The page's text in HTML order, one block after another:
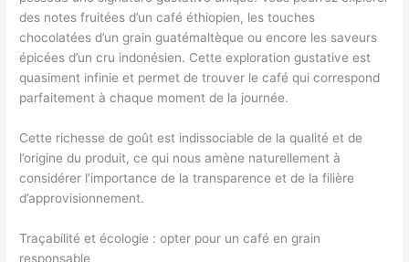
des notes fruitées d’un café éthiopien, les touches
chocolatées d’un grain guatémaltèque ou encore les saveurs
épicées d’un cru indonésien. Cette exploration gustative est
quasiment infinie et permet de trouver le café qui correspond
parfaitement à chaque moment de la journée.
Cette richesse de goût est indissociable de la qualité et de
l’origine du produit, ce qui nous amène naturellement à
considérer l’importance de la transparence et de la filière
d’approvisionnement.
Traçabilité et écologie : opter pour un café en grain
responsable